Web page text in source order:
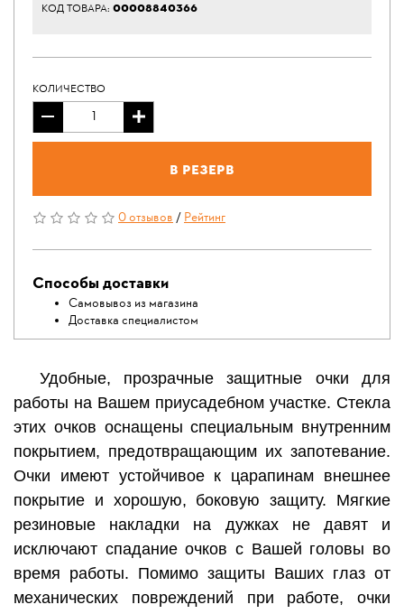
КОД ТОВАРА: 00008840366
КОЛИЧЕСТВО
В резерв
0 отзывов/Рейтинг
Способы доставки
Самовывоз из магазина
Доставка специалистом
Удобные, прозрачные защитные очки для
работы на Вашем приусадебном участке. Стекла
этих очков оснащены специальным внутренним
покрытием, предотвращающим их запотевание.
Очки имеют устойчивое к царапинам внешнее
покрытие и хорошую, боковую защиту. Мягкие
резиновые накладки на дужках не давят и
исключают спадание очков с Вашей головы во
время работы. Помимо защиты Ваших глаз от
механических повреждений при работе, очки